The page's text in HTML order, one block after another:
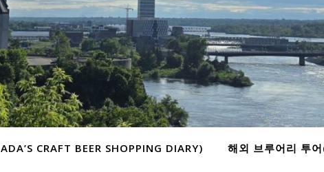
CRAFT BEER SHOPPING DIARY) 해외 브루어리 투